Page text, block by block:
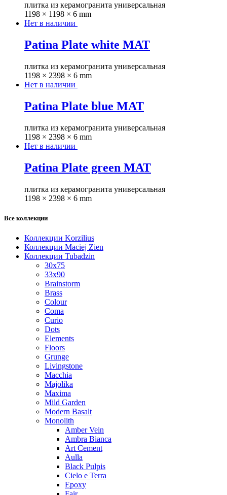
плитка из керамогранита универсальная
1198 × 1198 × 6 mm
Нет в наличии
Patina Plate white MAT
плитка из керамогранита универсальная
1198 × 2398 × 6 mm
Нет в наличии
Patina Plate blue MAT
плитка из керамогранита универсальная
1198 × 2398 × 6 mm
Нет в наличии
Patina Plate green MAT
плитка из керамогранита универсальная
1198 × 2398 × 6 mm
Все коллекции
Коллекции Korzilius
Коллекции Maciej Zien
Коллекции Tubadzin
30x75
33x90
Brainstorm
Brass
Colour
Coma
Curio
Dots
Elements
Floors
Grunge
Livingstone
Macchia
Majolika
Maxima
Mild Garden
Modern Basalt
Monolith
Amber Vein
Ambra Bianca
Art Cement
Aulla
Black Pulpis
Cielo e Terra
Epoxy